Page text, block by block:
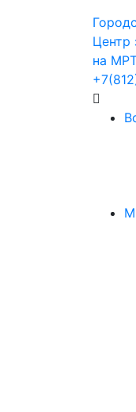
Центр
на